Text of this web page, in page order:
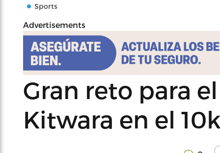
Sports
Advertisements
Gran reto para
Kitwara en el